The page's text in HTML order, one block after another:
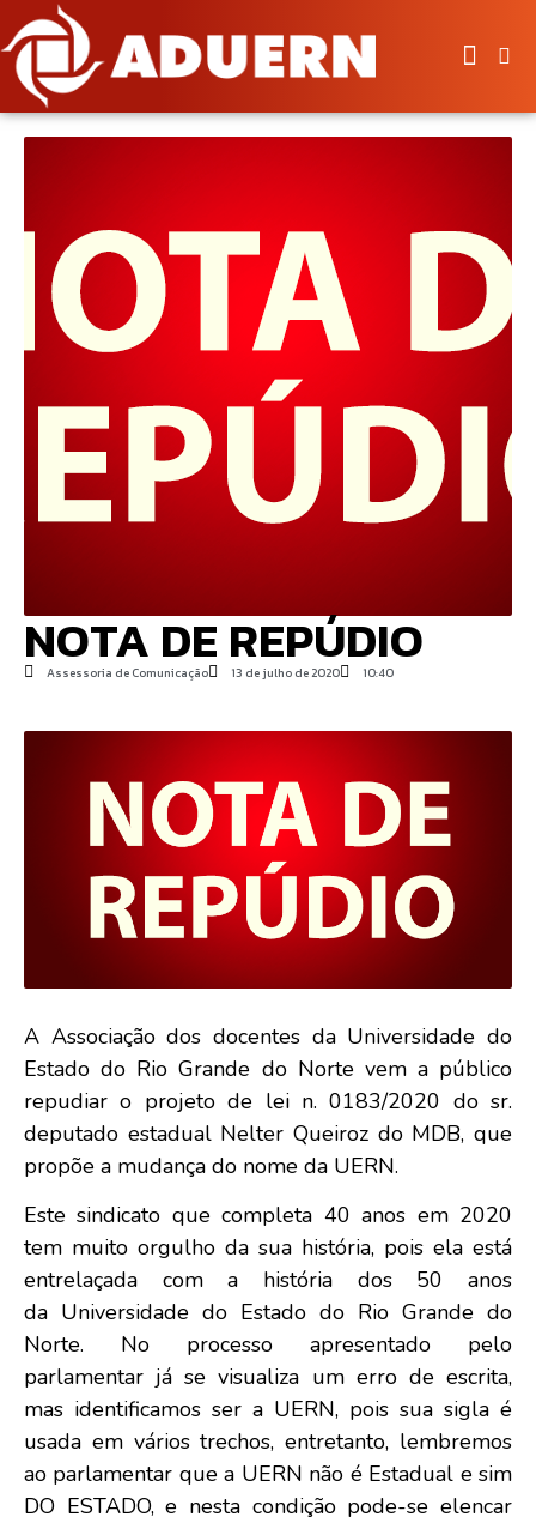
NOTA DE REPÚDIO
Assessoria de Comunicação 13 de julho de 2020 10:40
A Associação dos docentes da Universidade do
Estado do Rio Grande do Norte vem a público
repudiar o projeto de lei n. 0183/2020 do sr.
deputado estadual Nelter Queiroz do MDB, que
propõe a mudança do nome da UERN.
Este sindicato que completa 40 anos em 2020
tem muito orgulho da sua história, pois ela está
entrelaçada com a história dos 50 anos
da Universidade do Estado do Rio Grande do
Norte. No processo apresentado pelo
parlamentar já se visualiza um erro de escrita,
mas identificamos ser a UERN, pois sua sigla é
usada em vários trechos, entretanto, lembremos
ao parlamentar que a UERN não é Estadual e sim
DO ESTADO, e nesta condição pode-se elencar